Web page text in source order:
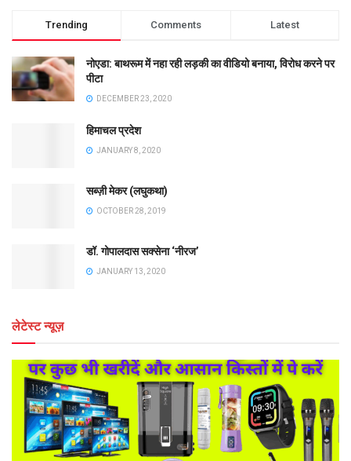
Trending Comments Latest
नोएडा: बाथरूम में नहा रही लड़की का वीडियो बनाया, विरोध करने पर
पीटा
DECEMBER 23, 2020
हिमाचल प्रदेश
JANUARY 8, 2020
सब्ज़ी मेकर (लघुकथा)
OCTOBER 28, 2019
डॉ. गोपालदास सक्सेना ‘नीरज’
JANUARY 13, 2020
लेटेस्ट न्यूज़